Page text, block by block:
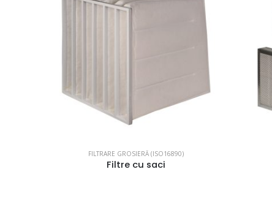
FILTRARE GROSIERĂ (ISO16890)
Filtre cu saci